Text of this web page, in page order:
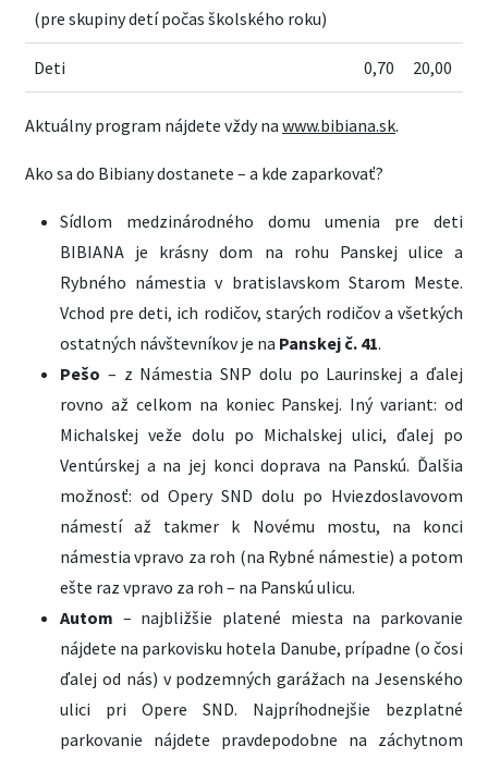
(pre skupiny detí počas školského roku)
Deti 0,70 20,00
Aktuálny program nájdete vždy na www.bibiana.sk.
Ako sa do Bibiany dostanete – a kde zaparkovať?
Sídlom medzinárodného domu umenia pre deti
BIBIANA je krásny dom na rohu Panskej ulice a
Rybného námestia v bratislavskom Starom Meste.
Vchod pre deti, ich rodičov, starých rodičov a všetkých
ostatných návštevníkov je na Panskej č. 41.
Pešo – z Námestia SNP dolu po Laurinskej a ďalej
rovno až celkom na koniec Panskej. Iný variant: od
Michalskej veže dolu po Michalskej ulici, ďalej po
Ventúrskej a na jej konci doprava na Panskú. Ďalšia
možnosť: od Opery SND dolu po Hviezdoslavovom
námestí až takmer k Novému mostu, na konci
námestia vpravo za roh (na Rybné námestie) a potom
ešte raz vpravo za roh – na Panskú ulicu.
Autom – najbližšie platené miesta na parkovanie
nájdete na parkovisku hotela Danube, prípadne (o čosi
ďalej od nás) v podzemných garážach na Jesenského
ulici pri Opere SND. Najpríhodnejšie bezplatné
parkovanie nájdete pravdepodobne na záchytnom